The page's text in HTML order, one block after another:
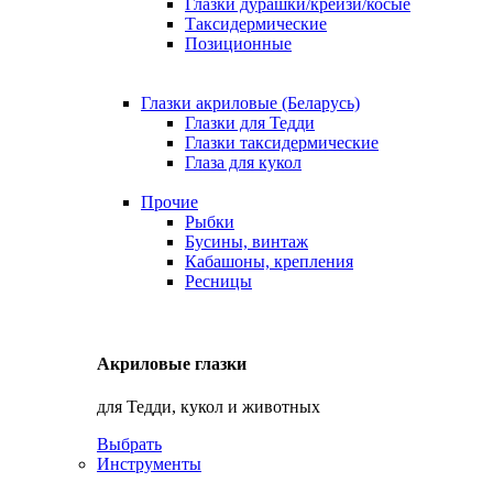
Таксидермические
Позиционные
Глазки акриловые (Беларусь)
Глазки для Тедди
Глазки таксидермические
Глаза для кукол
Прочие
Рыбки
Бусины, винтаж
Кабашоны, крепления
Ресницы
Акриловые глазки
для Тедди, кукол и животных
Выбрать
Инструменты